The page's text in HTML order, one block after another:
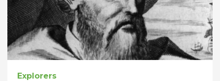
Explorers